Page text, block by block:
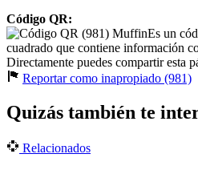
Código QR:
Es un
cuadrado que contiene información
Directamente puedes compartir esta
Reportar como inapropiado (981)
Quizás también te
Relacionados